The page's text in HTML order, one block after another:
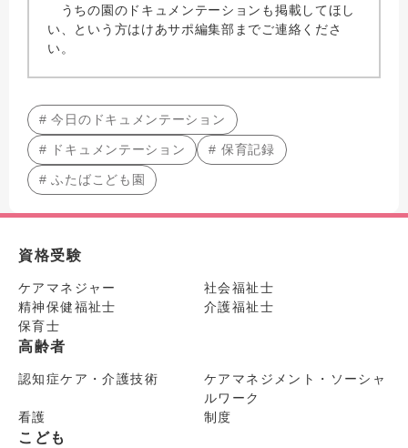
うちの園のドキュメンテーションも掲載してほし
い、という方はけあサポ編集部までご連絡くださ
い。
# 今日のドキュメンテーション
# ドキュメンテーション # 保育記録
# ふたばこども園
資格受験
ケアマネジャー
社会福祉士
精神保健福祉士
介護福祉士
保育士
高齢者
認知症ケア・介護技術
ケアマネジメント・ソーシャ
ルワーク
看護
制度
こども